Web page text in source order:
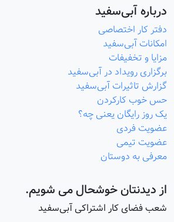
درباره آبی‌سفید
دفتر کار اختصاصی
امکانات آبی‌سفید
مزایا و تخفیفات
برگزاری رویداد در آبی‌سفید
گزارش تاثیرات آبی‌سفید
حس خوب کارکردن
یک روز رایگان یعنی چه؟
عضویت فردی
عضویت تیمی
معرفی به دوستان
از دیدنتان خوشحال می شویم.
شعب فضای کار اشتراکی آبی‌سفید